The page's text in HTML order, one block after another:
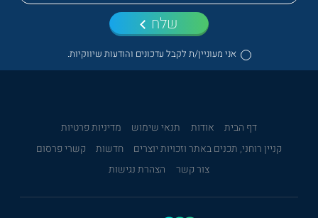
אני מעוניין/ת לקבל עדכונים והודעות שיווקיות.
שלח
דף הבית אודות תנאי שימוש
מדיניות פרטיות
קניין רוחני, תכנים באתר וזכויות יוצרים
חדשות
קשרי פרסום
צור קשר
הצהרת נגישות